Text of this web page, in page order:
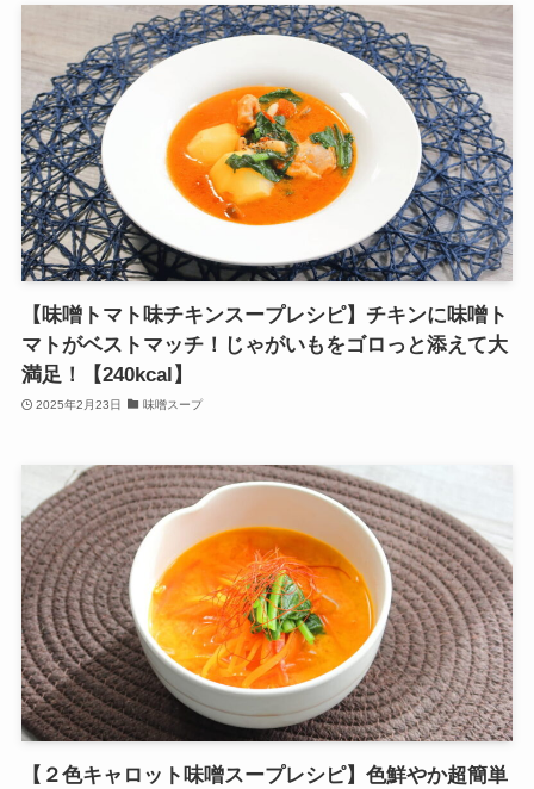
【味噌トマト味チキンスープレシピ】チキンに味噌ト
マトがベストマッチ！じゃがいもをゴロっと添えて大
満足！【240kcal】
2025年2月23日 味噌スープ
【２色キャロット味噌スープレシピ】色鮮やか超簡単